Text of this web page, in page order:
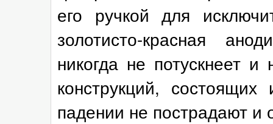
его ручкой для
золотисто-красная
никогда не потускнеет
конструкций,
падении не пострадают и